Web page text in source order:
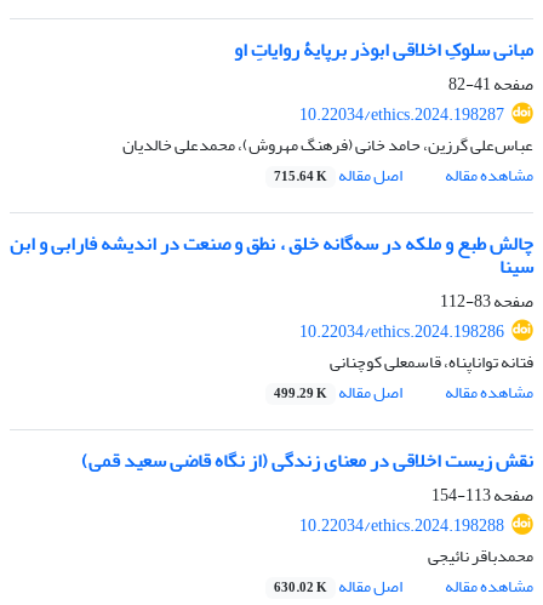
مبانی سلوکِ اخلاقی ابوذر برپایۀ روایاتِ او
صفحه41-82
10.22034/ethics.2024.198287
عباس‌علی گرزین، حامد خانی (فرهنگ مهروش)، محمدعلی خالدیان
مشاهده مقاله
اصل مقاله 715.64 K
چالش طبع و ملکه در سه‌گانه خلق ، نطق و صنعت در اندیشه فارابی و ابن
سینا
صفحه83-112
10.22034/ethics.2024.198286
فتانه تواناپناه، قاسمعلی کوچنانی
مشاهده مقاله
اصل مقاله 499.29 K
نقش زیست اخلاقی در معنای زندگی (از نگاه قاضی سعید قمی)
صفحه113-154
10.22034/ethics.2024.198288
محمدباقر نائیجی
مشاهده مقاله
اصل مقاله 630.02 K